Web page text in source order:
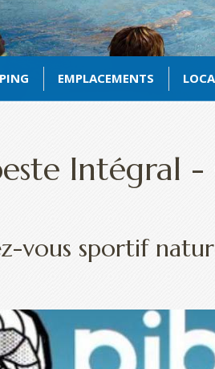
EMPLACEMENTS
Intégral
vous sportif